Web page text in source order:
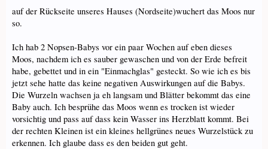
auf der Rückseite unseres Hauses (Nordseite)wuchert das Moos nur
so.
Ich hab 2 Nopsen-Babys vor ein paar Wochen auf eben dieses
Moos, nachdem ich es sauber gewaschen und von der Erde befreit
habe, gebettet und in ein "Einmachglas" gesteckt. So wie ich es bis
jetzt sehe hatte das keine negativen Auswirkungen auf die Babys.
Die Wurzeln wachsen ja eh langsam und Blätter bekommt das eine
Baby auch. Ich besprühe das Moos wenn es trocken ist wieder
vorsichtig und pass auf dass kein Wasser ins Herzblatt kommt. Bei
der rechten Kleinen ist ein kleines hellgrünes neues Wurzelstück zu
erkennen. Ich glaube dass es den beiden gut geht.